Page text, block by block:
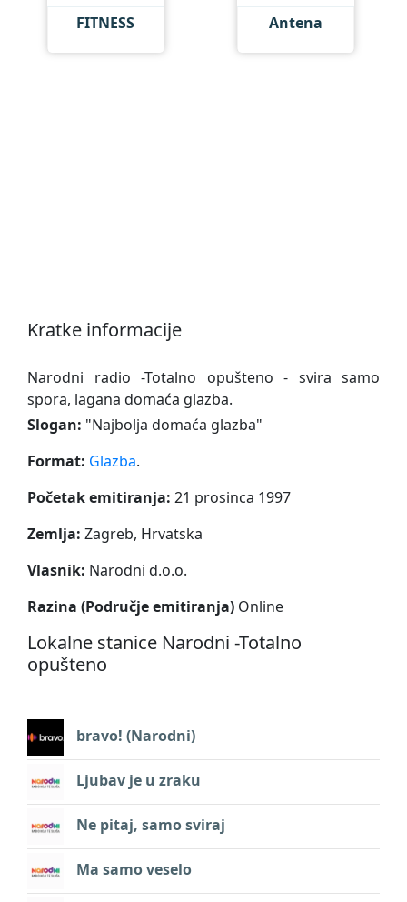
FITNESS Antena
Kratke informacije
Narodni radio -Totalno opušteno - svira samo
spora, lagana domaća glazba.
Slogan: "Najbolja domaća glazba"
Format: Glazba.
Početak emitiranja: 21 prosinca 1997
Zemlja: Zagreb, Hrvatska
Vlasnik: Narodni d.o.o.
Razina (Područje emitiranja) Online
Lokalne stanice Narodni -Totalno
opušteno
bravo! (Narodni)
Ljubav je u zraku
Ne pitaj, samo sviraj
Ma samo veselo